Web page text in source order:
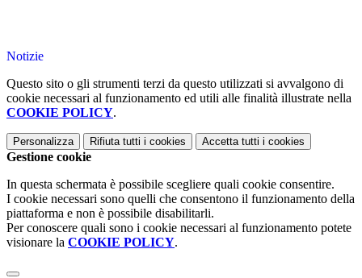
Notizie
Questo sito o gli strumenti terzi da questo utilizzati si avvalgono di
cookie necessari al funzionamento ed utili alle finalità illustrate nella
COOKIE POLICY.
Personalizza Rifiuta tutti i cookies Accetta tutti i cookies
Gestione cookie
In questa schermata è possibile scegliere quali cookie consentire.
I cookie necessari sono quelli che consentono il funzionamento della
piattaforma e non è possibile disabilitarli.
Per conoscere quali sono i cookie necessari al funzionamento potete
visionare la COOKIE POLICY.